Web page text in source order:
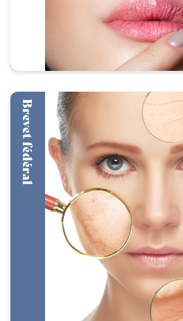
Brevet fédéral